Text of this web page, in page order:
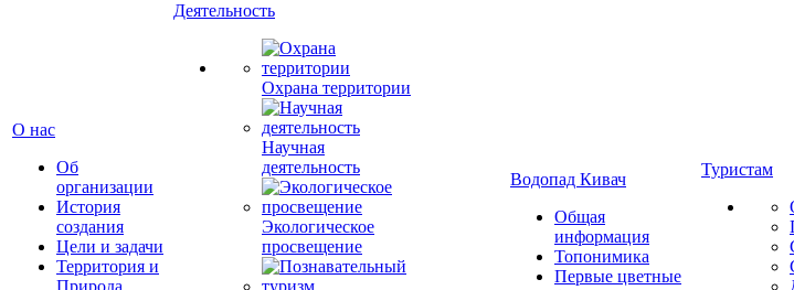
О нас
Об
организации
История
создания
Цели и задачи
Территория и
Природа
Деятельность
Охрана территории
Научная
деятельность
Экологическое
просвещение
Водопад Кивач
Общая
информация
Топонимика
Первые цветные
Туристам